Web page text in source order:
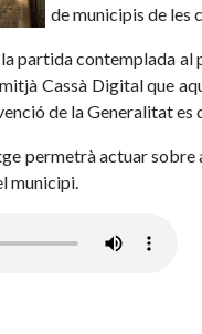
de municipis de les
partida contemplada
Cassà Digital que
de la Generalitat
permetrà actuar
municipi.